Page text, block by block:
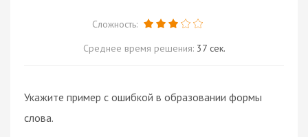
Сложность:
Среднее время решения: 37 сек.
Укажите пример с ошибкой в образовании формы
слова.